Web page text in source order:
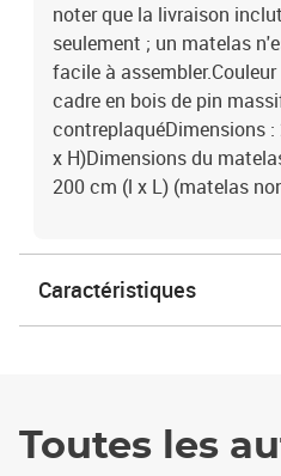
noter que la livraison
seulement ; un matelas
facile à
cadre en bois de pin
contreplaquéDimensions
x H)Dimensions du
200 cm (l x L) (matelas
Caractéristiques
Toutes les